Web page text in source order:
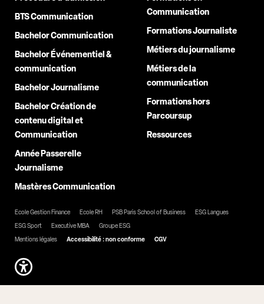
BTS Communication
Bachelor Communication
Bachelor Événementiel &
communication
Bachelor Journalisme
Bachelor Création de
contenu digital et
Communication
Année Passerelle
Journalisme
Mastères Communication
Communication
Formations Journaliste
Métiers du journalisme
Métiers de la
communication
Formations hors
Parcoursup
Ressources
Ecole Gestion Finance Ecole RH PSB Paris School of Business
ESG Langues
ESG Sport
Executive MBA
Groupe ESG
Mentions légales
Accessibilité : non conforme CGV